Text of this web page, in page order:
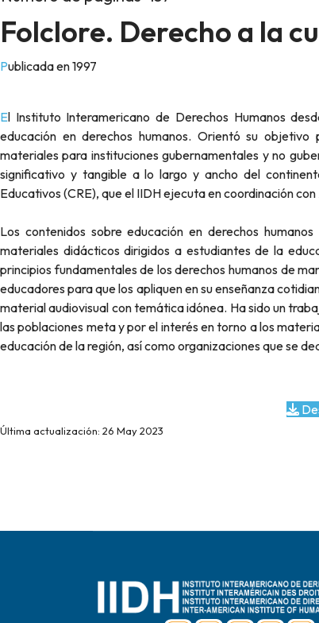
Folclore. Derecho a la
Publicada en 1997
El Instituto Interamericano de Derechos Humanos desde su creación tuvo muy en claro la misión que debía cumplir para la
educación en derechos humanos. Orientó su
materiales para instituciones gubernamentales y no
significativo y tangible a lo largo y ancho del
Educativos (CRE), que el IIDH ejecuta en coordinación
Los contenidos sobre educación en derechos
materiales didácticos dirigidos a estudiantes de la
principios fundamentales de los derechos humanos de
educadores para que los apliquen en su enseñanza
material audiovisual con temática idónea. Ha sido un
las poblaciones meta y por el interés en torno a los
educación de la región, así como organizaciones que se
Última actualización: 26 May 2023